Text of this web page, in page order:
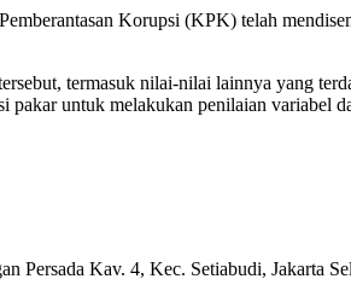
Korupsi (KPK) telah
termasuk nilai-nilai lainnya yang
untuk melakukan penilaian variabel
Persada Kav. 4, Kec. Setiabudi, Jakarta